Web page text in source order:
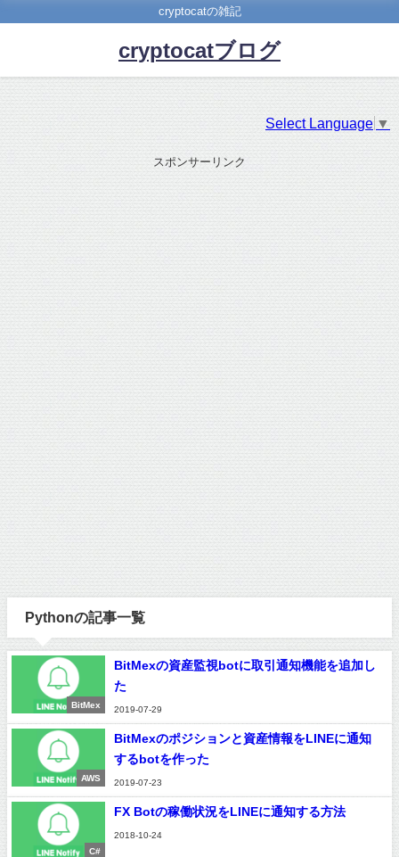
cryptocatの雑記
cryptocatブログ
Select Language ▼
スポンサーリンク
Pythonの記事一覧
BitMex
BitMexの資産監視botに取引通知機能を追加し
た
2019-07-29
AWS
BitMexのポジションと資産情報をLINEに通知
するbotを作った
2019-07-23
C#
FX Botの稼働状況をLINEに通知する方法
2018-10-24